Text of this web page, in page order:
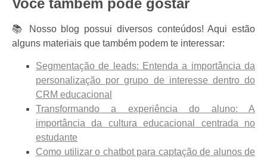
Você também pode gostar
📚 Nosso blog possui diversos conteúdos! Aqui estão
alguns materiais que também podem te interessar:
Segmentação de leads: Entenda a importância da
personalização por grupo de interesse dentro do
CRM educacional
Transformando a experiência do aluno: A
importância da cultura educacional centrada no
estudante
Como utilizar o chatbot para captação de alunos de